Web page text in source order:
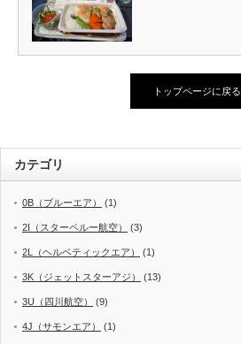
トップページに戻る
カテゴリ
0B（ブルーエア） (1)
2I（スターペルー航空） (3)
2L（ヘルベティックエア） (1)
3K（ジェットスターアジ） (13)
3U（四川航空） (9)
4J（サモンエア） (1)